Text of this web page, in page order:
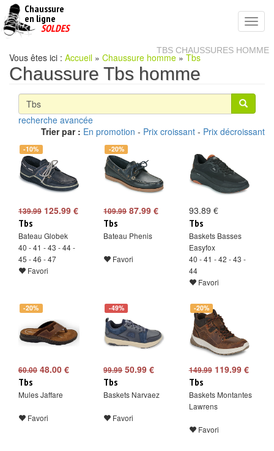
Chaussure
en ligne
pas
SOLDES
TBS CHAUSSURES HOMME
Vous êtes ici : Accueil » Chaussure homme » Tbs
Chaussure Tbs homme
recherche avancée
Trier par : En promotion - Prix croissant - Prix décroissant
-10%
139.99 125.99 €
Tbs
Bateau Globek
40 - 41 - 43 - 44 -
45 - 46 - 47
Favori
-20%
109.9987.99 €
Tbs
Bateau Phenis
Favori
93.89 €
Tbs
Baskets Basses
Easyfox
40 - 41 - 42 - 43 -
44
Favori
-20%
60.00 48.00 €
Tbs
Mules Jaffare
Favori
-49%
99.9950.99 €
Tbs
Baskets Narvaez
Favori
-20%
149.99119.99 €
Tbs
Baskets Montantes
Lawrens
Favori